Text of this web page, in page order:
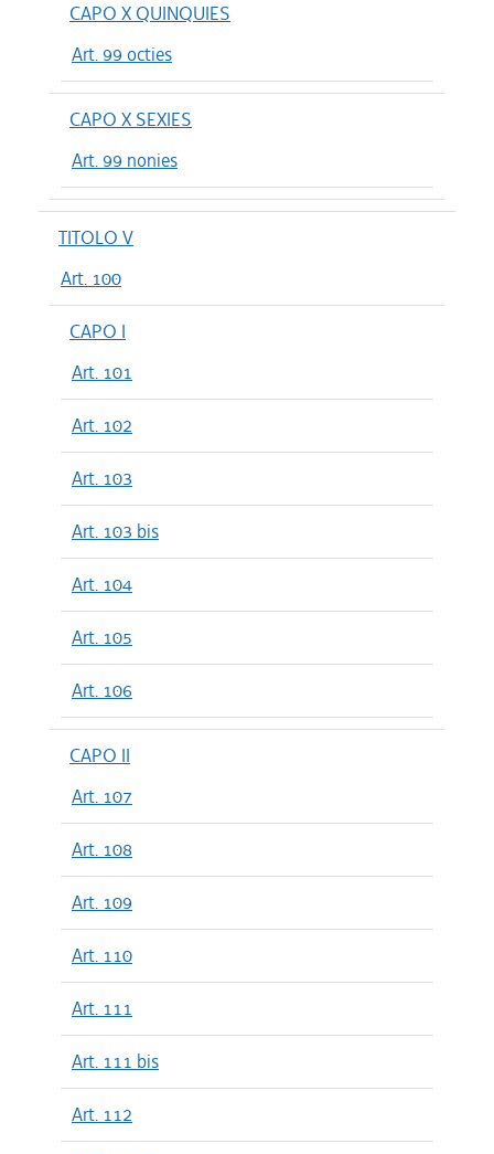
CAPO X QUINQUIES
Art. 99 octies
CAPO X SEXIES
Art. 99 nonies
TITOLO V
Art. 100
CAPO I
Art. 101
Art. 102
Art. 103
Art. 103 bis
Art. 104
Art. 105
Art. 106
CAPO II
Art. 107
Art. 108
Art. 109
Art. 110
Art. 111
Art. 111 bis
Art. 112